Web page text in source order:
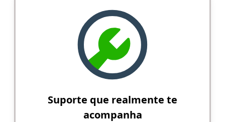
Suporte que realmente te
acompanha